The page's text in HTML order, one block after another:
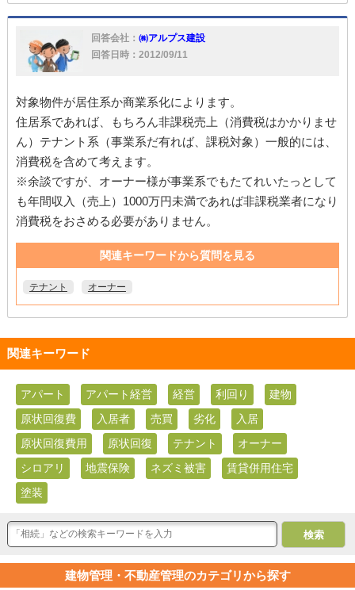
建物 原状回復費 入居者 売買 劣化
入居
回答会社： ㈱アルプス建設
回答日時：2012/09/11
対象物件が居住系か商業系化によります。
住居系であれば、もちろん非課税売上（消費税はかかりませ
ん）テナント系（事業系だ有れば、課税対象）一般的には、
消費税を含めて考えます。
※余談ですが、オーナー様が事業系でもたてれいたっとして
も年間収入（売上）1000万円未満であれば非課税業者になり
消費税をおさめる必要がありません。
関連キーワードから質問を見る
テナント オーナー
関連キーワード
アパート アパート経営 経営 利回り
建物
原状回復費
入居者 売買 劣化
入居
原状回復費用
原状回復 テナント
オーナー
シロアリ
地震保険 ネズミ被害
賃貸併用住宅
塗装
建物管理・不動産管理のカテゴリから探す